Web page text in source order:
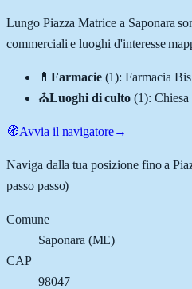
Lungo Piazza Matrice a Saponara
commerciali e luoghi d'interesse
💊 Farmacie (1):Farmacia
⛪Luoghi di culto (1):
🧭Avvia il navigatore→
Naviga dalla tua posizione fino a
passo passo)
Comune
Saponara (ME)
CAP
98047